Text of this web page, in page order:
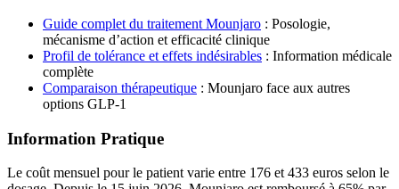
Guide complet du traitement Mounjaro : Posologie,
mécanisme d’action et efficacité clinique
Profil de tolérance et effets indésirables : Information médicale
complète
Comparaison thérapeutique : Mounjaro face aux autres
options GLP-1
Information Pratique
Le coût mensuel pour le patient varie entre 176 et 433 euros selon le